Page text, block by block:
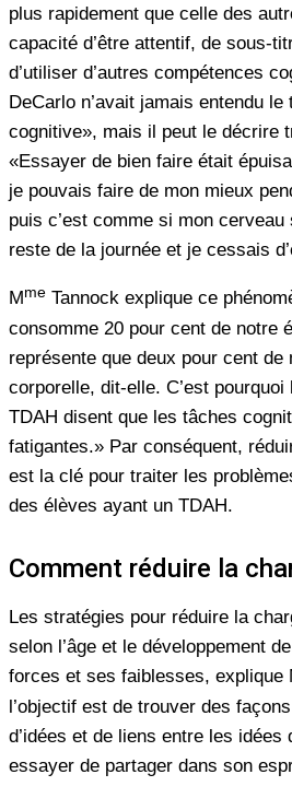
plus rapidement que celle des
capacité d’être attentif, de sous-
d’utiliser d’autres compétences
DeCarlo n’avait jamais entendu le
cognitive», mais il peut le décrire
«Essayer de bien faire était
je pouvais faire de mon mieux
puis c’est comme si mon cerveau
reste de la journée et je cessais
Mme Tannock explique ce
consomme 20 pour cent de notre
représente que deux pour cent de
corporelle, dit-elle. C’est
TDAH disent que les tâches
fatigantes.» Par conséquent,
est la clé pour traiter les
des élèves ayant un TDAH.
Comment réduire la
Les stratégies pour réduire la
selon l’âge et le développement
forces et ses faiblesses, explique
l’objectif est de trouver des
d’idées et de liens entre les idées
essayer de partager dans son